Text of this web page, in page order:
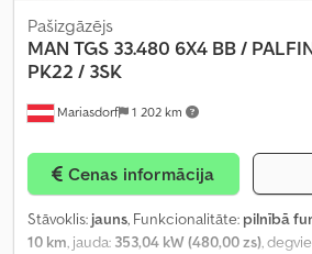
Mariasdorf 1 202 km
Pašizgāzējs
MAN TGS 33.480 6X4 BB /
PK22 / 3SK
Cenas informācija
Stāvoklis: jauns, Funkcionalitāte: pilnībā
10 km, jauda: 353,04 kW (480,00 zs),